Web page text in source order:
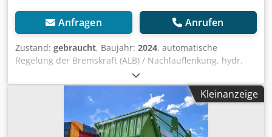
Anfragen Anrufen
Zustand: gebraucht, Baujahr: 2024, automatische
Regelung der Bremskraft (ALB) / Nachlauflenkung, hydr.
sperrbar / Zugdeichsel starr / K80 Zugöse / Aufsatz 30
ccbm / Übergabeschnecke mit Leitblechverlängerung kurz,
/ dw, ca 500mm / Rollplane mit manueller Betätigung /
Leuchten LED / W Dsdpfx Ast Skfxembokr
Kleinanzeige